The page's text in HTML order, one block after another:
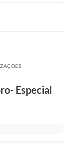
Especial